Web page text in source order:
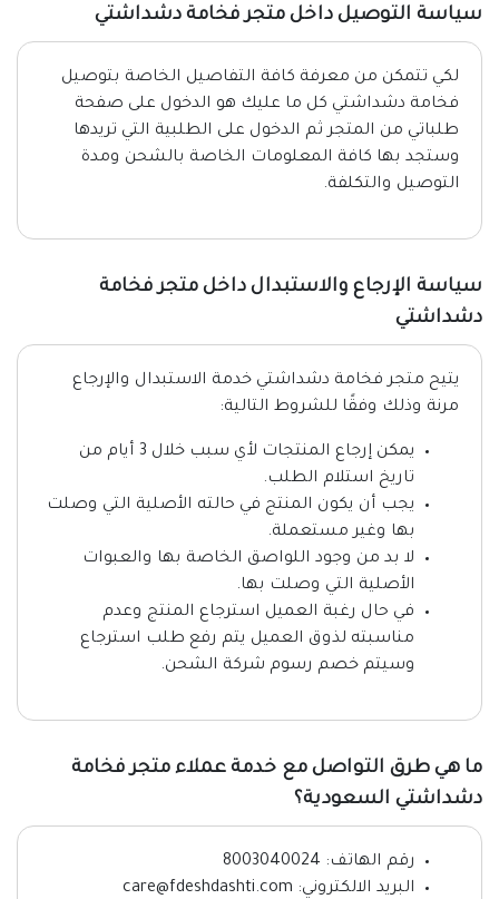
سياسة التوصيل داخل متجر فخامة دشداشتي
لكي تتمكن من معرفة كافة التفاصيل الخاصة بتوصيل
فخامة دشداشتي كل ما عليك هو الدخول على صفحة
طلباتي من المتجر ثم الدخول على الطلبية التي تريدها
وستجد بها كافة المعلومات الخاصة بالشحن ومدة
التوصيل والتكلفة.
سياسة الإرجاع والاستبدال داخل متجر فخامة
دشداشتي
يتيح متجر فخامة دشداشتي خدمة الاستبدال والإرجاع
مرنة وذلك وفقًا للشروط التالية:
يمكن إرجاع المنتجات لأي سبب خلال 3 أيام من
تاريخ استلام الطلب.
يجب أن يكون المنتج في حالته الأصلية التي وصلت
بها وغير مستعملة.
لا بد من وجود اللواصق الخاصة بها والعبوات
الأصلية التي وصلت بها.
في حال رغبة العميل استرجاع المنتج وعدم
مناسبته لذوق العميل يتم رفع طلب استرجاع
وسيتم خصم رسوم شركة الشحن.
ما هي طرق التواصل مع خدمة عملاء متجر فخامة
دشداشتي السعودية؟
رقم الهاتف: 8003040024
البريد الالكتروني: care@fdeshdashti.com